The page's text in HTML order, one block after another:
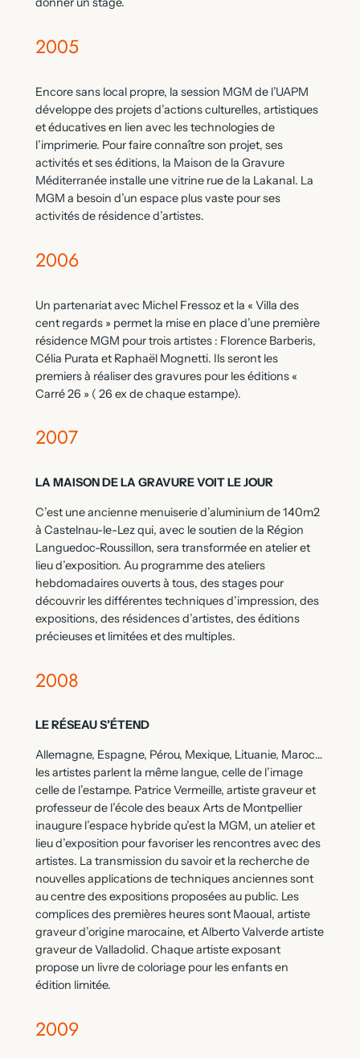
2005
Encore sans local propre, la session MGM de l’UAPM
développe des projets d’actions culturelles, artistiques
et éducatives en lien avec les technologies de
l’imprimerie. Pour faire connaître son projet, ses
activités et ses éditions, la Maison de la Gravure
Méditerranée installe une vitrine rue de la Lakanal. La
MGM a besoin d’un espace plus vaste pour ses
activités de résidence d’artistes.
2006
Un partenariat avec Michel Fressoz et la « Villa des
cent regards » permet la mise en place d’une première
résidence MGM pour trois artistes : Florence Barberis,
Célia Purata et Raphaël Mognetti. Ils seront les
premiers à réaliser des gravures pour les éditions «
Carré 26 » ( 26 ex de chaque estampe).
2007
LA MAISON DE LA GRAVURE VOIT LE JOUR
C’est une ancienne menuiserie d’aluminium de 140m2
à Castelnau-le-Lez qui, avec le soutien de la Région
Languedoc-Roussillon, sera transformée en atelier et
lieu d’exposition. Au programme des ateliers
hebdomadaires ouverts à tous, des stages pour
découvrir les différentes techniques d’impression, des
expositions, des résidences d’artistes, des éditions
précieuses et limitées et des multiples.
2008
LE RÉSEAU S’ÉTEND
Allemagne, Espagne, Pérou, Mexique, Lituanie, Maroc…
les artistes parlent la même langue, celle de l’image
celle de l’estampe. Patrice Vermeille, artiste graveur et
professeur de l’école des beaux Arts de Montpellier
inaugure l’espace hybride qu’est la MGM, un atelier et
lieu d’exposition pour favoriser les rencontres avec des
artistes. La transmission du savoir et la recherche de
nouvelles applications de techniques anciennes sont
au centre des expositions proposées au public. Les
complices des premières heures sont Maoual, artiste
graveur d’origine marocaine, et Alberto Valverde artiste
graveur de Valladolid. Chaque artiste exposant
propose un livre de coloriage pour les enfants en
édition limitée.
2009